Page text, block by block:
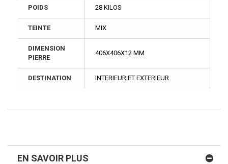
POIDS 28 KILOS
TEINTE MIX
DIMENSION
PIERRE
406X406X12 MM
DESTINATION INTERIEUR ET EXTERIEUR
EN SAVOIR PLUS